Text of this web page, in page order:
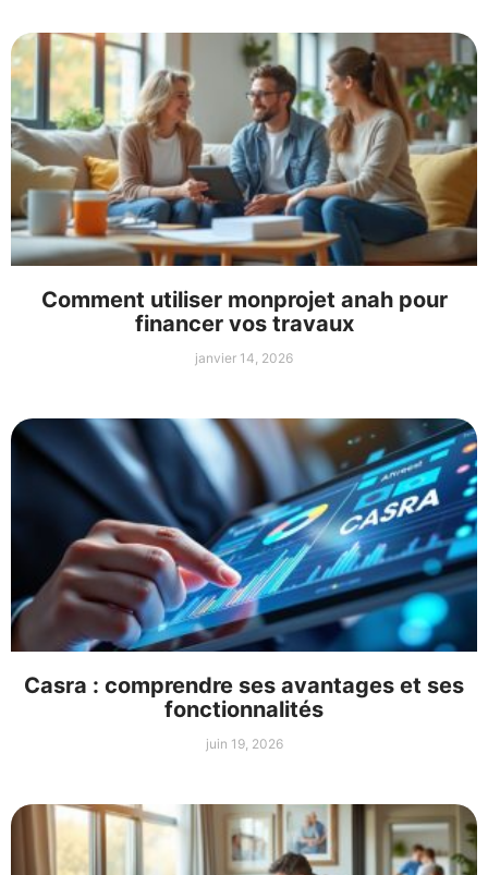
Comment utiliser monprojet anah pour
financer vos travaux
janvier 14, 2026
Casra : comprendre ses avantages et ses
fonctionnalités
juin 19, 2026